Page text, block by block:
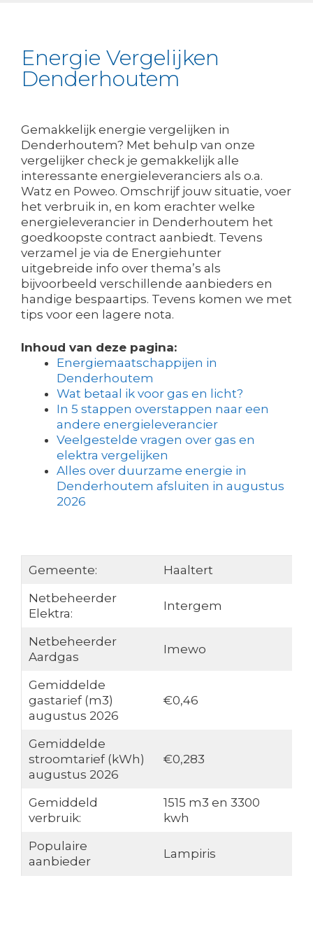
Energie Vergelijken
Denderhoutem
Gemakkelijk energie vergelijken in
Denderhoutem? Met behulp van onze
vergelijker check je gemakkelijk alle
interessante energieleveranciers als o.a.
Watz en Poweo. Omschrijf jouw situatie, voer
het verbruik in, en kom erachter welke
energieleverancier in Denderhoutem het
goedkoopste contract aanbiedt. Tevens
verzamel je via de Energiehunter
uitgebreide info over thema’s als
bijvoorbeeld verschillende aanbieders en
handige bespaartips. Tevens komen we met
tips voor een lagere nota.
Inhoud van deze pagina:
Energiemaatschappijen in
Denderhoutem
Wat betaal ik voor gas en licht?
In 5 stappen overstappen naar een
andere energieleverancier
Veelgestelde vragen over gas en
elektra vergelijken
Alles over duurzame energie in
Denderhoutem afsluiten in augustus
2026
Gemeente:
Haaltert
Netbeheerder
Elektra:
Intergem
Netbeheerder
Aardgas
Imewo
Gemiddelde
gastarief (m3)
augustus 2026
€0,46
Gemiddelde
stroomtarief (kWh)
augustus 2026
€0,283
Gemiddeld
verbruik:
1515 m3 en 3300
kwh
Populaire
aanbieder
Lampiris